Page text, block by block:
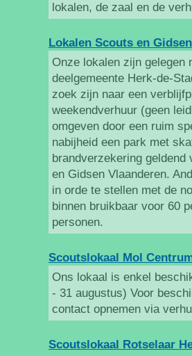
lokalen, de zaal en de
Lokalen Scouts en
Onze lokalen zijn gelegen
deelgemeente Herk-de-
zoek zijn naar een
weekendverhuur (geen
omgeven door een ruim
nabijheid een park met
brandverzekering
en Gidsen Vlaanderen.
in orde te stellen met de
binnen bruikbaar voor 60
personen.
Scoutslokaal Mol
Ons lokaal is enkel
- 31 augustus) Voor
contact opnemen via
Scoutslokaal Rotselaar